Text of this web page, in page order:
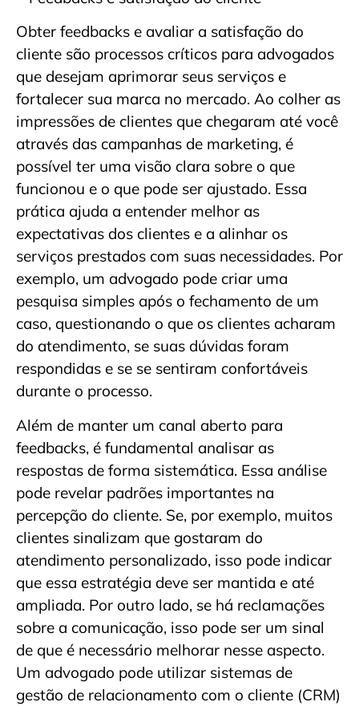
Obter feedbacks e avaliar a satisfação do
cliente são processos críticos para advogados
que desejam aprimorar seus serviços e
fortalecer sua marca no mercado. Ao colher as
impressões de clientes que chegaram até você
através das campanhas de marketing, é
possível ter uma visão clara sobre o que
funcionou e o que pode ser ajustado. Essa
prática ajuda a entender melhor as
expectativas dos clientes e a alinhar os
serviços prestados com suas necessidades. Por
exemplo, um advogado pode criar uma
pesquisa simples após o fechamento de um
caso, questionando o que os clientes acharam
do atendimento, se suas dúvidas foram
respondidas e se se sentiram confortáveis
durante o processo.
Além de manter um canal aberto para
feedbacks, é fundamental analisar as
respostas de forma sistemática. Essa análise
pode revelar padrões importantes na
percepção do cliente. Se, por exemplo, muitos
clientes sinalizam que gostaram do
atendimento personalizado, isso pode indicar
que essa estratégia deve ser mantida e até
ampliada. Por outro lado, se há reclamações
sobre a comunicação, isso pode ser um sinal
de que é necessário melhorar nesse aspecto.
Um advogado pode utilizar sistemas de
gestão de relacionamento com o cliente (CRM)